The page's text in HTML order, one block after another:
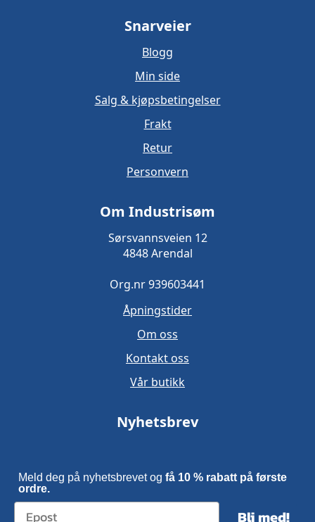
Snarveier
Blogg
Min side
Salg & kjøpsbetingelser
Frakt
Retur
Personvern
Om Industrisøm
Sørsvannsveien 12
4848 Arendal
Org.nr 939603441
Åpningstider
Om oss
Kontakt oss
Vår butikk
Nyhetsbrev
Meld deg på nyhetsbrevet og få 10 % rabatt på første
ordre.
Bli med!